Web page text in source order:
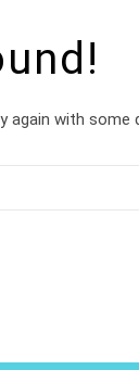
again with